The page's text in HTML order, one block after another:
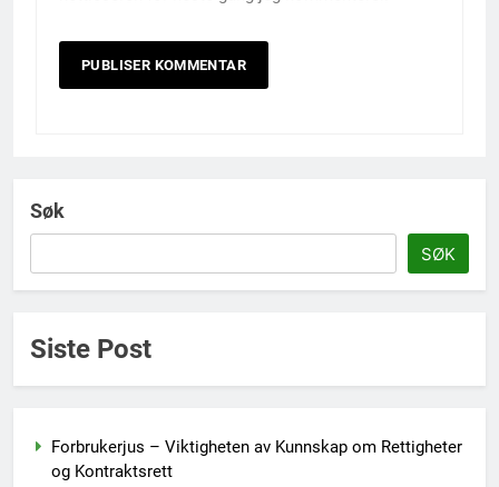
Søk
SØK
Siste Post
Forbrukerjus – Viktigheten av Kunnskap om Rettigheter
og Kontraktsrett